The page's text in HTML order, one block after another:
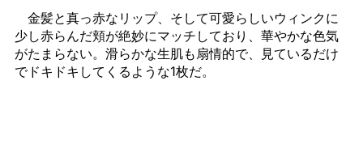
金髪と真っ赤なリップ、そして可愛らしいウィンクに
少し赤らんだ頬が絶妙にマッチしており、華やかな色気
がたまらない。滑らかな生肌も扇情的で、見ているだけ
でドキドキしてくるような1枚だ。